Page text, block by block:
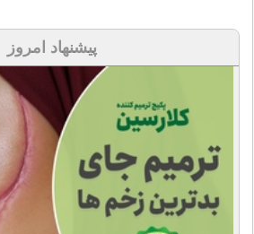
پیشنهاد امروز